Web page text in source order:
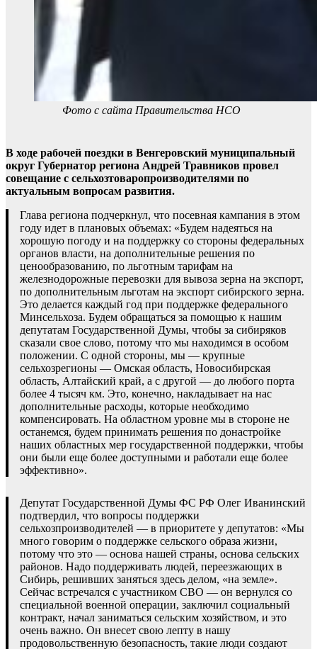
Фото с сайта Правительства НСО
В ходе рабочей поездки в Венгеровский муниципальный
округ Губернатор региона Андрей Травников провел
совещание с сельхозтоваропроизводителями по
актуальным вопросам развития.
Глава региона подчеркнул, что посевная кампания в этом
году идет в плановых объемах: «Будем надеяться на
хорошую погоду и на поддержку со стороны федеральных
органов власти, на дополнительные решения по
ценообразованию, по льготным тарифам на
железнодорожные перевозки для вывоза зерна на экспорт,
по дополнительным льготам на экспорт сибирского зерна.
Это делается каждый год при поддержке федерального
Минсельхоза. Будем обращаться за помощью к нашим
депутатам Государственной Думы, чтобы за сибиряков
сказали свое слово, потому что мы находимся в особом
положении. С одной стороны, мы — крупные
сельхозрегионы — Омская область, Новосибирская
область, Алтайский край, а с другой — до любого порта
более 4 тысяч км. Это, конечно, накладывает на нас
дополнительные расходы, которые необходимо
компенсировать. На областном уровне мы в стороне не
останемся, будем принимать решения по донастройке
наших областных мер государственной поддержки, чтобы
они были еще более доступными и работали еще более
эффективно».
Депутат Государственной Думы ФС РФ Олег Иванинский
подтвердил, что вопросы поддержки
сельхозпроизводителей — в приоритете у депутатов: «Мы
много говорим о поддержке сельского образа жизни,
потому что это — основа нашей страны, основа сельских
районов. Надо поддерживать людей, переезжающих в
Сибирь, решивших заняться здесь делом, «на земле».
Сейчас встречался с участником СВО — он вернулся со
специальной военной операции, заключил социальный
контракт, начал заниматься сельским хозяйством, и это
очень важно. Он внесет свою лепту в нашу
продовольственную безопасность, такие люди создают